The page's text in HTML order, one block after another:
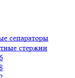
сепараторы
стержни